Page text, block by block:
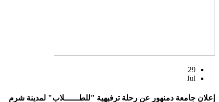
29
Jul
إعلان جامعة دمنهور عن رحلة ترفيهية "للطــــــلاب" لمدينة شرم